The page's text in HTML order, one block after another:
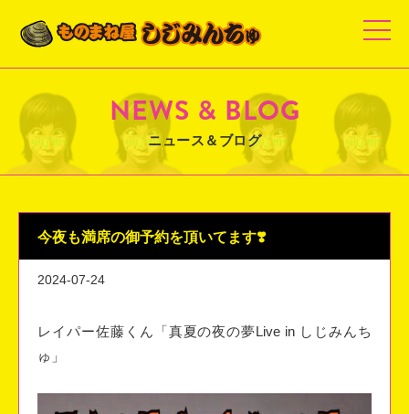
t
o
g
e
v
i
g
a
NEWS & BLOG
ニュース＆ブログ
今夜も満席の御予約を頂いてます❣️
2024-07-24
レイパー佐藤くん「真夏の夜の夢Live in しじみんち
ゅ」